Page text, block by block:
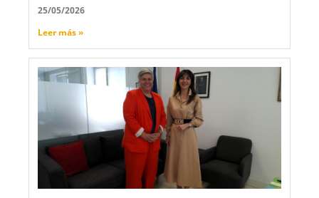
25/05/2026
Leer más »